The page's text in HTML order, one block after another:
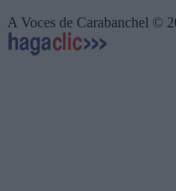
A Voces de Carabanchel ©